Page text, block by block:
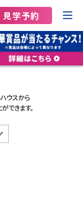
見学予約
ウスから
できます。